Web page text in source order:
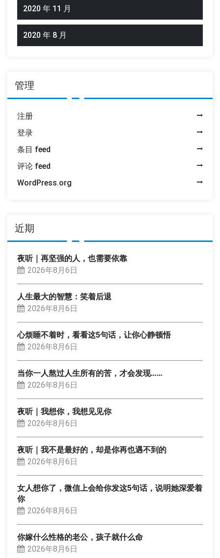
2020 年 11 月
2020 年 8 月
管理
注册
登录
条目 feed
评论 feed
WordPress.org
近期
夜听｜再坚强的人，也需要依靠
2026年8月6日
人生最大的智慧：笑着后退
2026年8月6日
心烦睡不着时，看看这5句话，让你心静顿悟
2026年8月6日
当你一人熬过人生所有的苦，才会发现……
2026年8月6日
夜听｜我想你，我想见见你
2026年8月6日
夜听｜我不是最好的，却是你再也遇不到的
2026年8月6日
女人想你了，微信上会给你发这5句话，说明她深爱着
你
2026年8月6日
你嫁什么性格的老公，孩子就什么命
2026年8月6日